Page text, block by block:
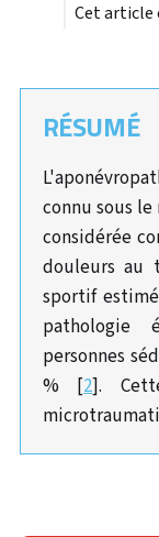
Cet article
RÉSUMÉ
connu sous
considérée
douleurs au
sportif
pathologie
personnes
% [2].